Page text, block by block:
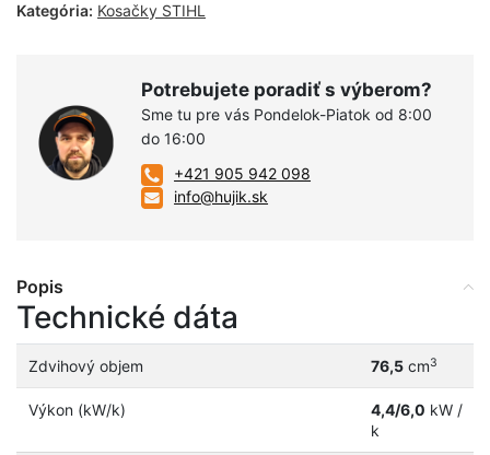
Kategória: Kosačky STIHL
Potrebujete poradiť s výberom?
Sme tu pre vás Pondelok-Piatok od 8:00
do 16:00
+421 905 942 098
info@hujik.sk
Popis
Technické dáta
Zdvihový objem 76,5cm3
Výkon (kW/k) 4,4/6,0 kW /
k